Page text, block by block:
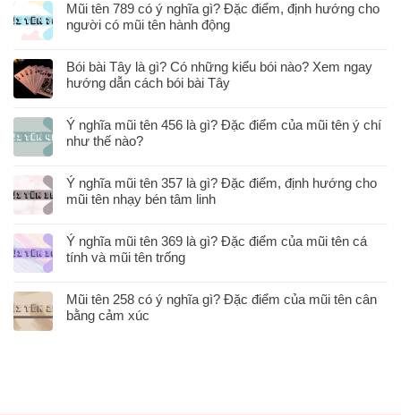
Mũi tên 789 có ý nghĩa gì? Đặc điểm, định hướng cho
người có mũi tên hành động
Bói bài Tây là gì? Có những kiểu bói nào? Xem ngay
hướng dẫn cách bói bài Tây
Ý nghĩa mũi tên 456 là gì? Đặc điểm của mũi tên ý chí
như thế nào?
Ý nghĩa mũi tên 357 là gì? Đặc điểm, định hướng cho
mũi tên nhạy bén tâm linh
Ý nghĩa mũi tên 369 là gì? Đặc điểm của mũi tên cá
tính và mũi tên trống
Mũi tên 258 có ý nghĩa gì? Đặc điểm của mũi tên cân
bằng cảm xúc